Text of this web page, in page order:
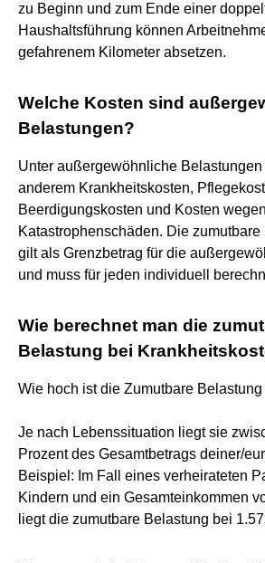
zu Beginn und zum Ende einer
Haushaltsführung können
gefahrenem Kilometer absetzen.
Welche Kosten sind
Belastungen?
Unter außergewöhnliche
anderem Krankheitskosten,
Beerdigungskosten und Kosten wegen
Katastrophenschäden. Die
gilt als Grenzbetrag für die
und muss für jeden individuell
Wie berechnet man die
Belastung bei
Wie hoch ist die Zumutbare
Je nach Lebenssituation liegt sie
Prozent des Gesamtbetrags deiner/
Beispiel: Im Fall eines verheirateten
Kindern und ein Gesamteinkommen
liegt die zumutbare Belastung bei